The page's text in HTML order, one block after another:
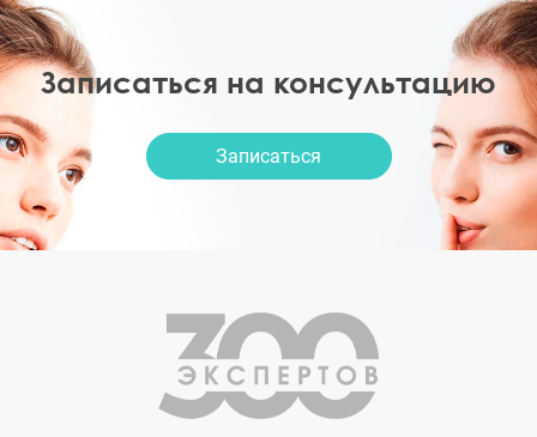
Записаться на консультацию
Записаться